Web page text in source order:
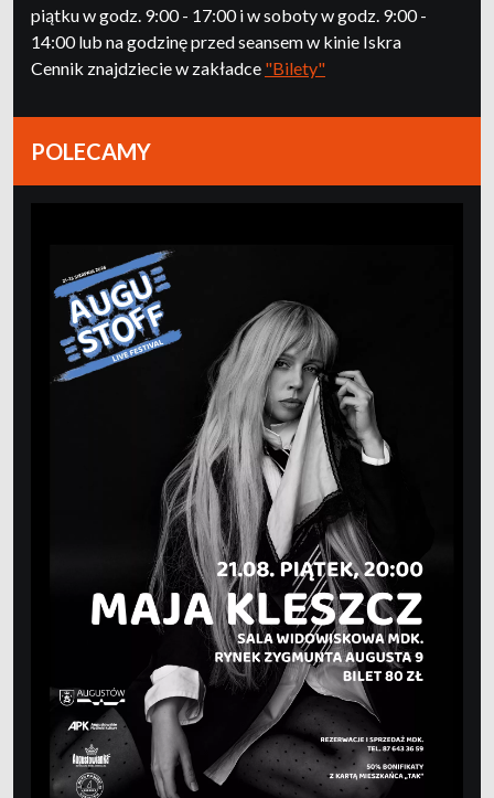
piątku w godz. 9:00 - 17:00 i w soboty w godz. 9:00 -
14:00 lub na godzinę przed seansem w kinie Iskra
Cennik znajdziecie w zakładce "Bilety"
POLECAMY